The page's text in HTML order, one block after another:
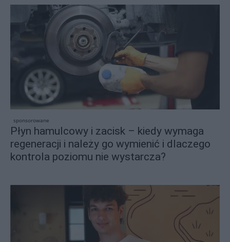
sponsorowane
Płyn hamulcowy i zacisk – kiedy wymaga
regeneracji i należy go wymienić i dlaczego
kontrola poziomu nie wystarcza?